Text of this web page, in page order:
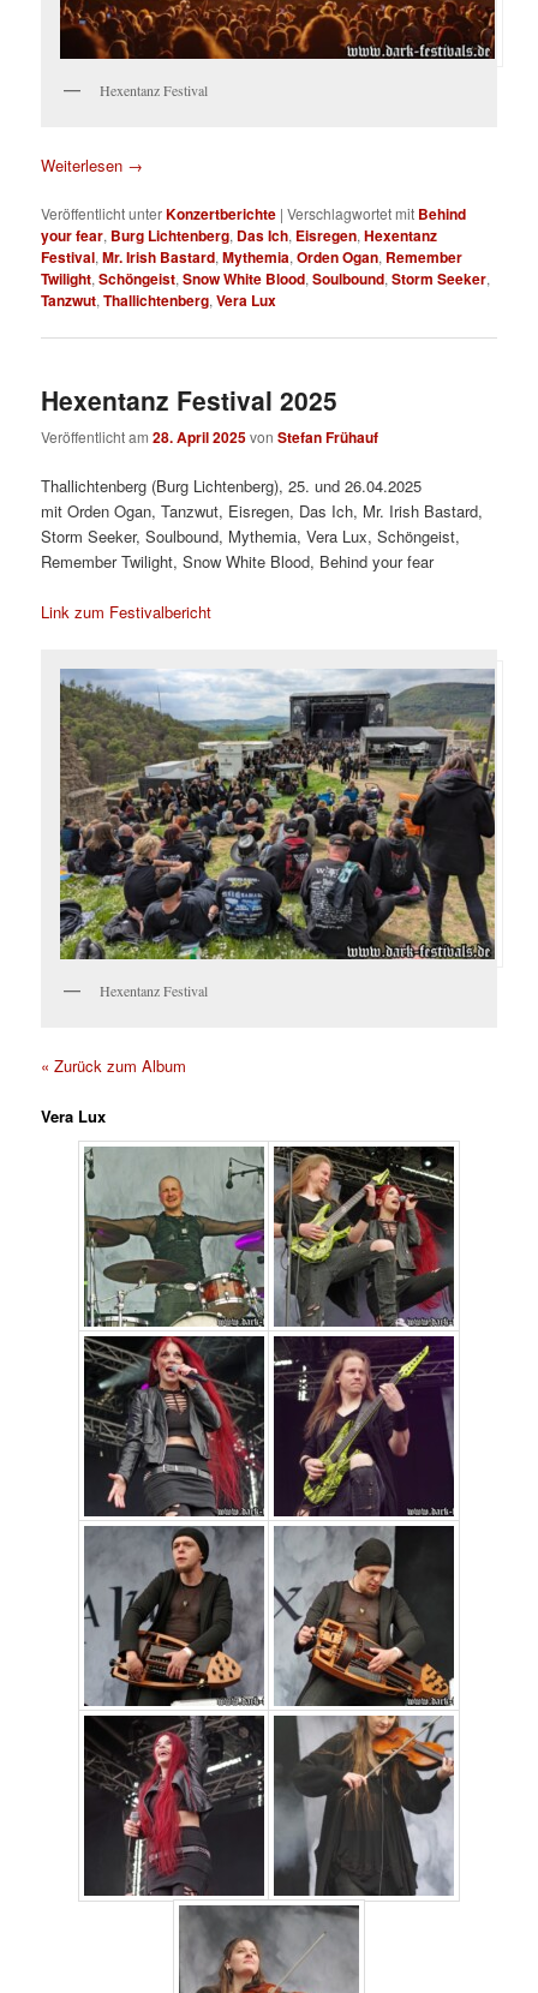
Hexentanz Festival
Weiterlesen →
Veröffentlicht unterKonzertberichte |Verschlagwortet mit Behind
your fear, Burg Lichtenberg, Das Ich, Eisregen,Hexentanz
Festival,Mr. Irish Bastard,Mythemia,Orden Ogan, Remember
Twilight,Schöngeist,Snow White Blood,Soulbound,Storm Seeker,
Tanzwut,Thallichtenberg,Vera Lux
Hexentanz Festival 2025
Veröffentlicht am28. April 2025vonStefan Frühauf
Thallichtenberg (Burg Lichtenberg), 25. und 26.04.2025
mit Orden Ogan, Tanzwut, Eisregen, Das Ich, Mr. Irish Bastard,
Storm Seeker, Soulbound, Mythemia, Vera Lux, Schöngeist,
Remember Twilight, Snow White Blood, Behind your fear
Link zum Festivalbericht
Hexentanz Festival
« Zurück zum Album
Vera Lux